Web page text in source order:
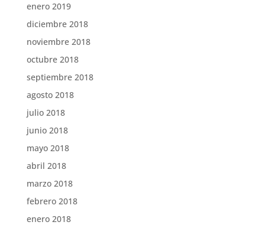
enero 2019
diciembre 2018
noviembre 2018
octubre 2018
septiembre 2018
agosto 2018
julio 2018
junio 2018
mayo 2018
abril 2018
marzo 2018
febrero 2018
enero 2018